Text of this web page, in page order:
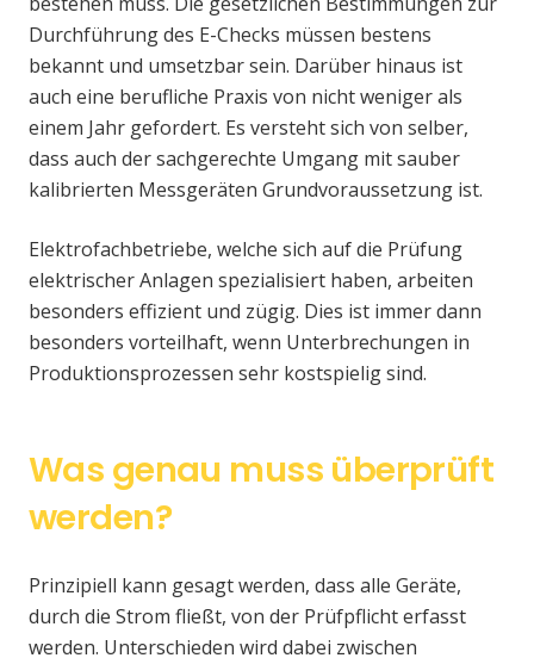
Durchführung des E-Checks müssen bestens
bekannt und umsetzbar sein. Darüber hinaus ist
auch eine berufliche Praxis von nicht weniger als
einem Jahr gefordert. Es versteht sich von selber,
dass auch der sachgerechte Umgang mit sauber
kalibrierten Messgeräten Grundvoraussetzung ist.
Elektrofachbetriebe, welche sich auf die Prüfung
elektrischer Anlagen spezialisiert haben, arbeiten
besonders effizient und zügig. Dies ist immer dann
besonders vorteilhaft, wenn Unterbrechungen in
Produktionsprozessen sehr kostspielig sind.
Was genau muss überprüft
werden?
Prinzipiell kann gesagt werden, dass alle Geräte,
durch die Strom fließt, von der Prüfpflicht erfasst
werden. Unterschieden wird dabei zwischen